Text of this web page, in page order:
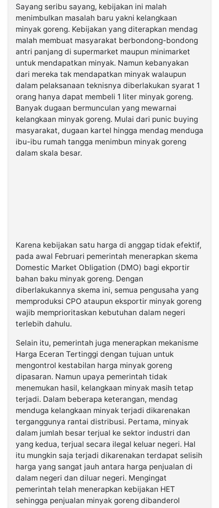
Sayang seribu sayang, kebijakan ini malah
menimbulkan masalah baru yakni kelangkaan
minyak goreng. Kebijakan yang diterapkan mendag
malah membuat masyarakat berbondong-bondong
antri panjang di supermarket maupun minimarket
untuk mendapatkan minyak. Namun kebanyakan
dari mereka tak mendapatkan minyak walaupun
dalam pelaksanaan teknisnya diberlakukan syarat 1
orang hanya dapat membeli 1 liter minyak goreng.
Banyak dugaan bermunculan yang mewarnai
kelangkaan minyak goreng. Mulai dari punic buying
masyarakat, dugaan kartel hingga mendag menduga
ibu-ibu rumah tangga menimbun minyak goreng
dalam skala besar.
Karena kebijakan satu harga di anggap tidak efektif,
pada awal Februari pemerintah menerapkan skema
Domestic Market Obligation (DMO) bagi ekportir
bahan baku minyak goreng. Dengan
diberlakukannya skema ini, semua pengusaha yang
memproduksi CPO ataupun eksportir minyak goreng
wajib memprioritaskan kebutuhan dalam negeri
terlebih dahulu.
Selain itu, pemerintah juga menerapkan mekanisme
Harga Eceran Tertinggi dengan tujuan untuk
mengontrol kestabilan harga minyak goreng
dipasaran. Namun upaya pemerintah tidak
menemukan hasil, kelangkaan minyak masih tetap
terjadi. Dalam beberapa keterangan, mendag
menduga kelangkaan minyak terjadi dikarenakan
terganggunya rantai distribusi. Pertama, minyak
dalam jumlah besar terjual ke sektor industri dan
yang kedua, terjual secara ilegal keluar negeri. Hal
itu mungkin saja terjadi dikarenakan terdapat selisih
harga yang sangat jauh antara harga penjualan di
dalam negeri dan diluar negeri. Mengingat
pemerintah telah menerapkan kebijakan HET
sehingga penjualan minyak goreng dibanderol